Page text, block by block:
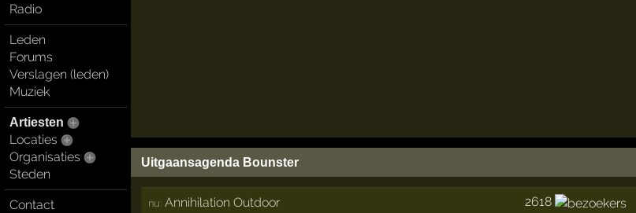
Radio
Leden
Forums
Verslagen (leden)
Muziek
Artiesten
Locaties
Organisaties
Steden
Contact
Uitgaansagenda Bounster
nu: Annihilation Outdoor 2618